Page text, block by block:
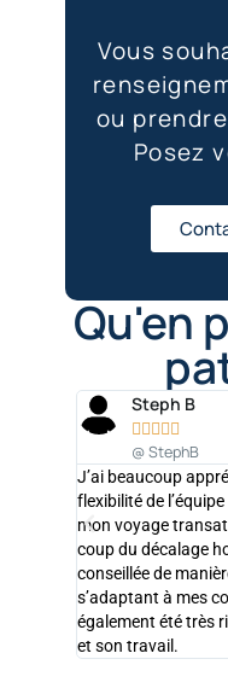
Vous
ou
Posez
Qu'en
Steph B
    
@ StephB
J’ai beaucoup
flexibilité de
mon voyage
coup du décalage
conseillée de
s’adaptant à mes
également été très
et son travail.